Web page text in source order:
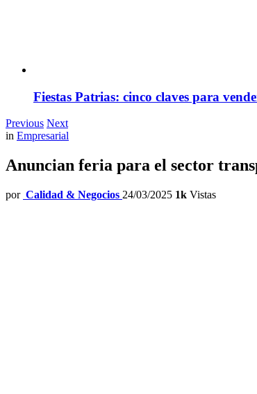
Fiestas Patrias: cinco claves para
Previous Next
in Empresarial
Anuncian feria para el sector
por Calidad & Negocios 24/03/2025 1k Vistas